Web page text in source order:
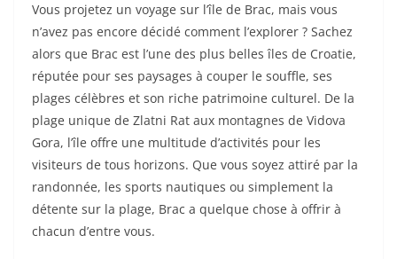
Vous projetez un voyage sur l’île de Brac, mais vous
n’avez pas encore décidé comment l’explorer ? Sachez
alors que Brac est l’une des plus belles îles de Croatie,
réputée pour ses paysages à couper le souffle, ses
plages célèbres et son riche patrimoine culturel. De la
plage unique de Zlatni Rat aux montagnes de Vidova
Gora, l’île offre une multitude d’activités pour les
visiteurs de tous horizons. Que vous soyez attiré par la
randonnée, les sports nautiques ou simplement la
détente sur la plage, Brac a quelque chose à offrir à
chacun d’entre vous.